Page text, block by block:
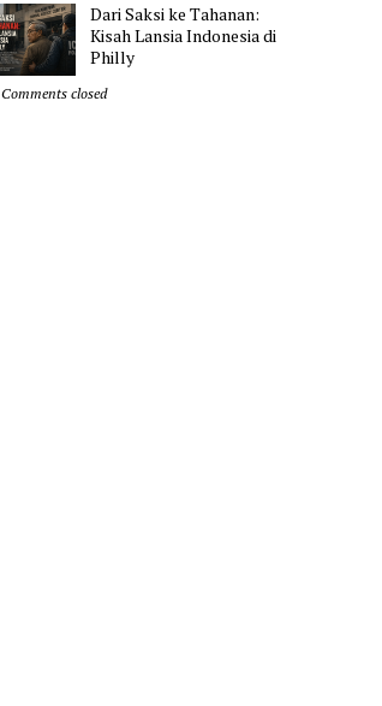
Dari Saksi ke Tahanan:
Kisah Lansia Indonesia di
Philly
Comments closed